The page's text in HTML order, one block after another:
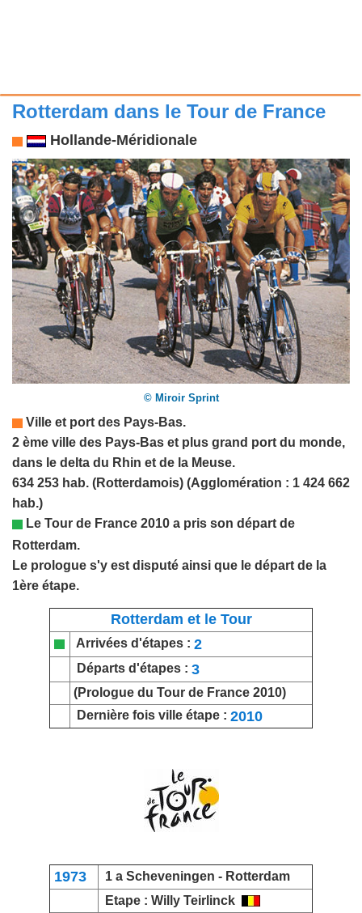
Rotterdam dans le Tour de France
Hollande-Méridionale
© Miroir Sprint
Ville et port des Pays-Bas.
2 ème ville des Pays-Bas et plus grand port du monde,
dans le delta du Rhin et de la Meuse.
634 253 hab. (Rotterdamois) (Agglomération : 1 424 662
hab.)
Le Tour de France 2010 a pris son départ de
Rotterdam.
Le prologue s'y est disputé ainsi que le départ de la
1ère étape.
Rotterdam et le Tour
Arrivées d'étapes : 2
Départs d'étapes : 3
(Prologue du Tour de France 2010)
Dernière fois ville étape : 2010
1973 1 a Scheveningen - Rotterdam
Etape : Willy Teirlinck